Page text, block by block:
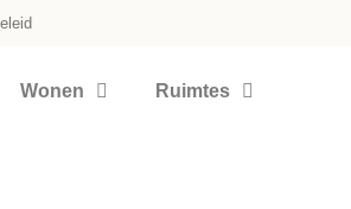
Wonen Ruimtes